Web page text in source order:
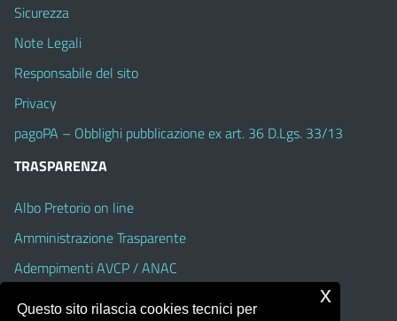
Sicurezza
Note Legali
Responsabile del sito
Privacy
pagoPA – Obblighi pubblicazione ex art. 36 D.Lgs. 33/13
TRASPARENZA
Albo Pretorio on line
Amministrazione Trasparente
Adempimenti AVCP / ANAC
Questo sito rilascia cookies tecnici per
x